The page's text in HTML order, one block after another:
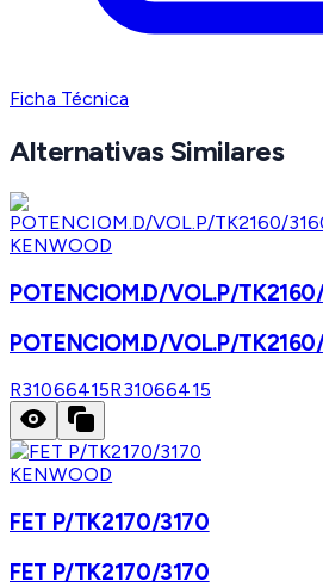
Ficha Técnica
Alternativas Similares
KENWOOD
POTENCIOM.D/VOL.P/
POTENCIOM.D/VOL.P/
R31066415R31066415
KENWOOD
FET P/TK2170/3170
FET P/TK2170/3170